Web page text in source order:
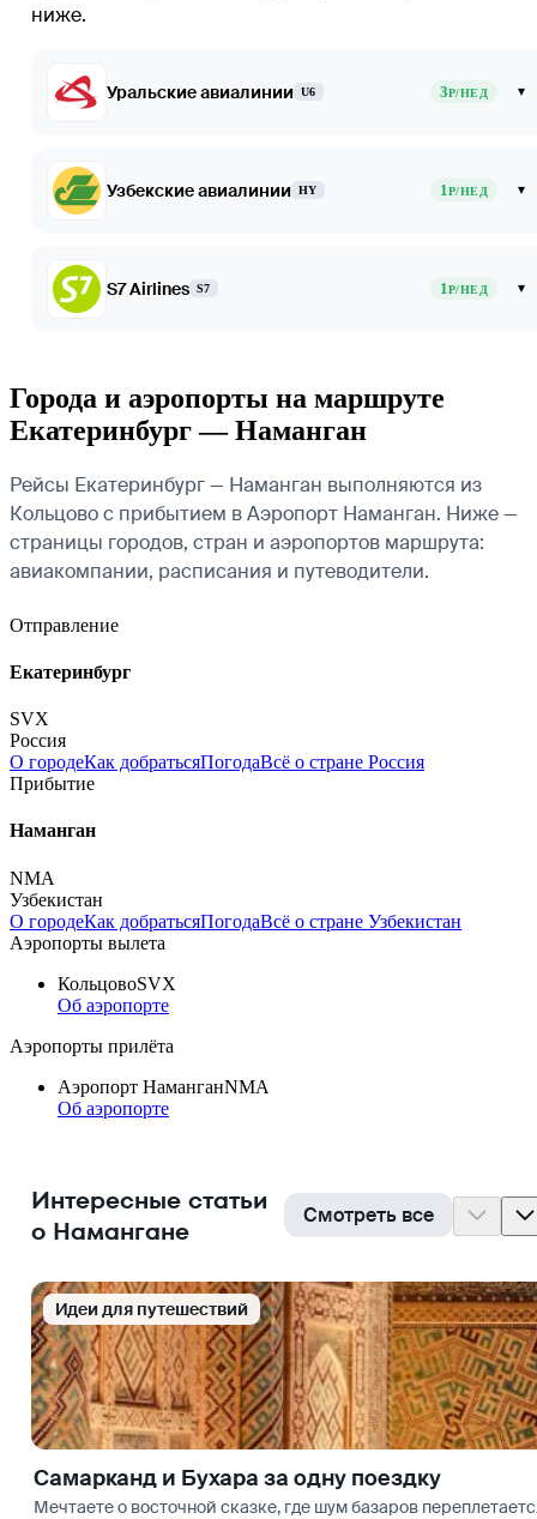
ниже.
Уральские авиалинии U6 3Р/НЕД ▾
Узбекские авиалинии HY 1Р/НЕД ▾
S7 Airlines S7 1Р/НЕД ▾
Города и аэропорты на маршруте
Екатеринбург — Наманган
Рейсы Екатеринбург — Наманган выполняются из
Кольцово с прибытием в Аэропорт Наманган. Ниже —
страницы городов, стран и аэропортов маршрута:
авиакомпании, расписания и путеводители.
Отправление
Екатеринбург
SVX
Россия
О городеКак добратьсяПогодаВсё о стране Россия
Прибытие
Наманган
NMA
Узбекистан
О городеКак добратьсяПогодаВсё о стране Узбекистан
Аэропорты вылета
КольцовоSVX
Об аэропорте
Аэропорты прилёта
Аэропорт НаманганNMA
Об аэропорте
Интересные статьи
о Намангане
Смотреть все
Идеи для путешествий
Самарканд и Бухара за одну поездку
Мечтаете о восточной сказке, где шум базаров